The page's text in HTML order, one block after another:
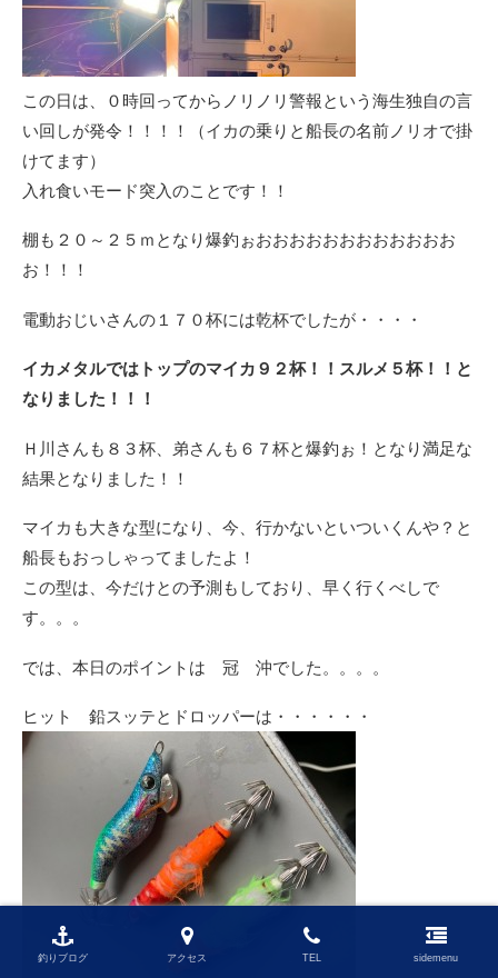
この日は、０時回ってからノリノリ警報という海生独自の言
い回しが発令！！！！（イカの乗りと船長の名前ノリオで掛
けてます）
入れ食いモード突入のことです！！
棚も２０～２５ｍとなり爆釣ぉおおおおおおおおおおおお
お！！！
電動おじいさんの１７０杯には乾杯でしたが・・・・
イカメタルではトップのマイカ９２杯！！スルメ５杯！！と
なりました！！！
Ｈ川さんも８３杯、弟さんも６７杯と爆釣ぉ！となり満足な
結果となりました！！
マイカも大きな型になり、今、行かないといついくんや？と
船長もおっしゃってましたよ！
この型は、今だけとの予測もしており、早く行くべしで
す。。。
では、本日のポイントは 冠 沖でした。。。。
ヒット 鉛スッテとドロッパーは・・・・・・
釣りブログ アクセス TEL sidemenu